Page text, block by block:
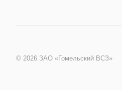
© 2026 ЗАО «Гомельский ВСЗ»